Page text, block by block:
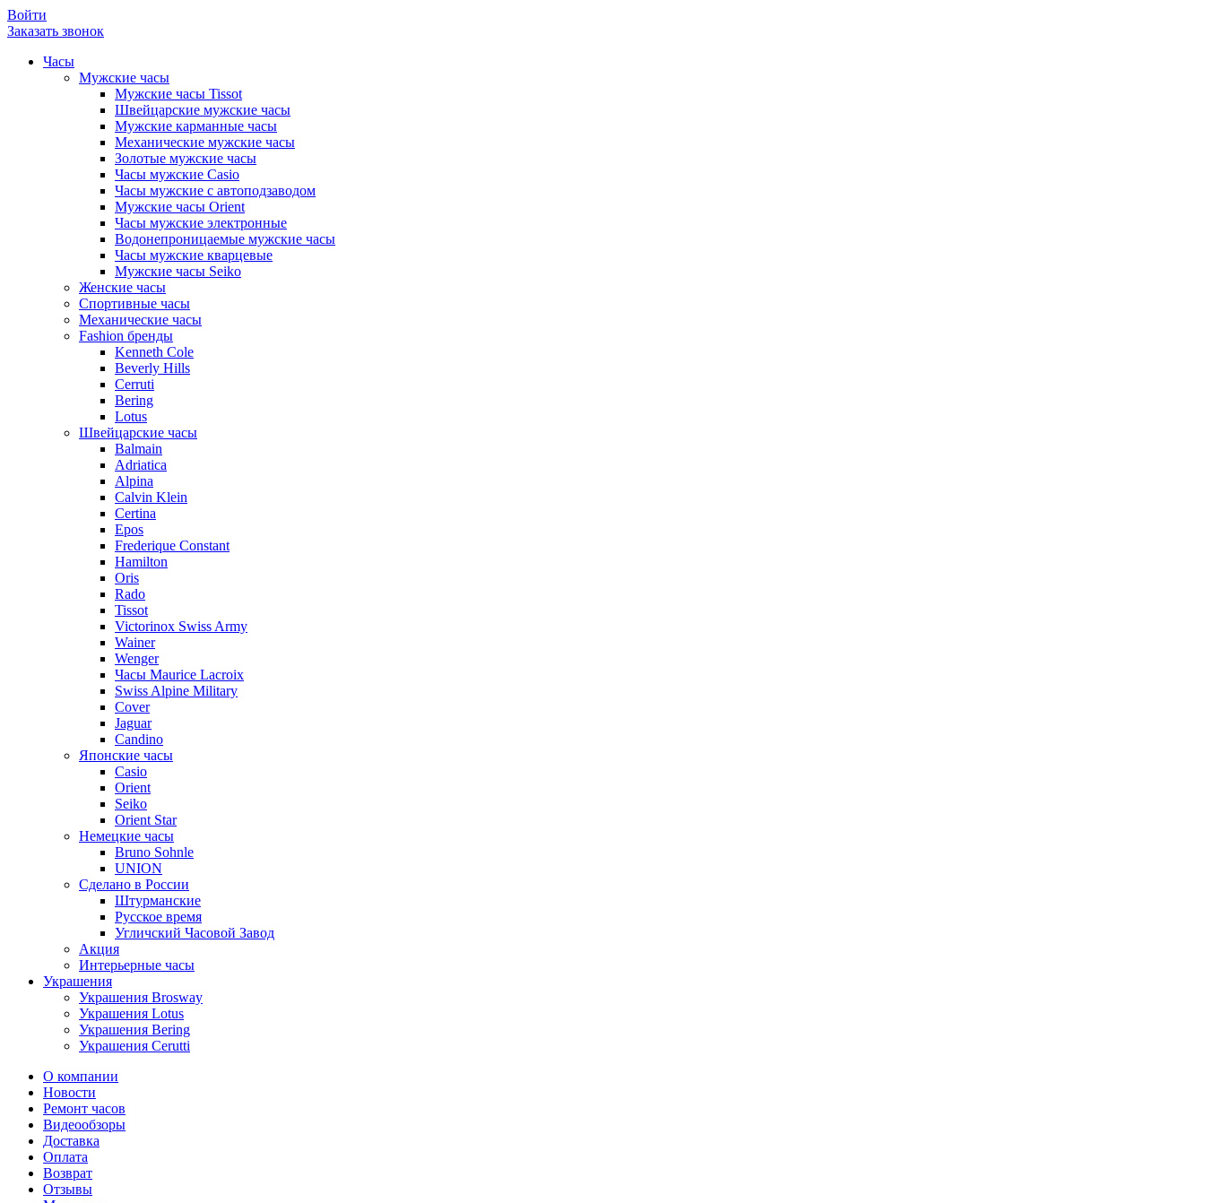
Войти
Заказать звонок
Часы
Мужские часы
Мужские часы Tissot
Швейцарские мужские часы
Мужские карманные часы
Механические мужские часы
Золотые мужские часы
Часы мужские Casio
Часы мужские с автоподзаводом
Мужские часы Orient
Часы мужские электронные
Водонепроницаемые мужские часы
Часы мужские кварцевые
Мужские часы Seiko
Женские часы
Спортивные часы
Механические часы
Fashion бренды
Kenneth Cole
Beverly Hills
Cerruti
Bering
Lotus
Швейцарские часы
Balmain
Adriatica
Alpina
Calvin Klein
Certina
Epos
Frederique Constant
Hamilton
Oris
Rado
Tissot
Victorinox Swiss Army
Wainer
Wenger
Часы Maurice Lacroix
Swiss Alpine Military
Cover
Jaguar
Candino
Японские часы
Casio
Orient
Seiko
Orient Star
Немецкие часы
Bruno Sohnle
UNION
Сделано в России
Штурманские
Русское время
Угличский Часовой Завод
Акция
Интерьерные часы
Украшения
Украшения Brosway
Украшения Lotus
Украшения Bering
Украшения Cerutti
О компании
Новости
Ремонт часов
Видеообзоры
Доставка
Оплата
Возврат
Отзывы